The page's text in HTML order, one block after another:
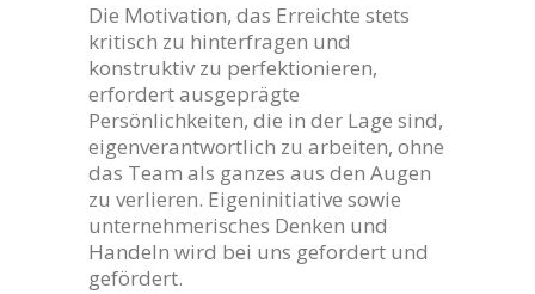
Die Motivation, das Erreichte stets
kritisch zu hinterfragen und
konstruktiv zu perfektionieren,
erfordert ausgeprägte
Persönlichkeiten, die in der Lage sind,
eigenverantwortlich zu arbeiten, ohne
das Team als ganzes aus den Augen
zu verlieren. Eigeninitiative sowie
unternehmerisches Denken und
Handeln wird bei uns gefordert und
gefördert.